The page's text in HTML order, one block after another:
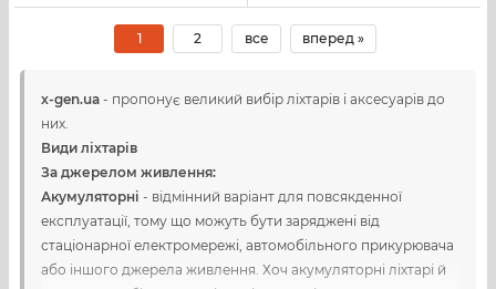
1 2 все вперед »
x-gen.ua - пропонує великий вибір ліхтарів і аксесуарів до
них.
Види ліхтарів
За джерелом живлення:
Акумуляторні - відмінний варіант для повсякденної
експлуатації, тому що можуть бути заряджені від
стаціонарної електромережі, автомобільного прикурювача
або іншого джерела живлення. Хоч акумуляторні ліхтарі й